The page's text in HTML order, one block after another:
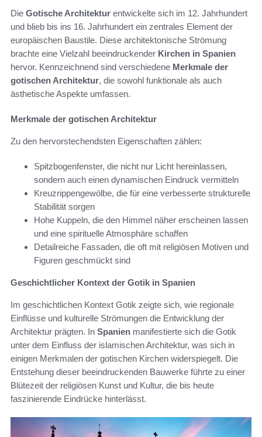
Die Gotische Architektur entwickelte sich im 12. Jahrhundert
und blieb bis ins 16. Jahrhundert ein zentrales Element der
europäischen Baustile. Diese architektonische Strömung
brachte eine Vielzahl beeindruckender Kirchen in Spanien
hervor. Kennzeichnend sind verschiedene Merkmale der
gotischen Architektur, die sowohl funktionale als auch
ästhetische Aspekte umfassen.
Merkmale der gotischen Architektur
Zu den hervorstechendsten Eigenschaften zählen:
Spitzbogenfenster, die nicht nur Licht hereinlassen,
sondern auch einen dynamischen Eindruck vermitteln
Kreuzrippengewölbe, die für eine verbesserte strukturelle
Stabilität sorgen
Hohe Kuppeln, die den Himmel näher erscheinen lassen
und eine spirituelle Atmosphäre schaffen
Detailreiche Fassaden, die oft mit religiösen Motiven und
Figuren geschmückt sind
Geschichtlicher Kontext der Gotik in Spanien
Im geschichtlichen Kontext Gotik zeigte sich, wie regionale
Einflüsse und kulturelle Strömungen die Entwicklung der
Architektur prägten. In Spanien manifestierte sich die Gotik
unter dem Einfluss der islamischen Architektur, was sich in
einigen Merkmalen der gotischen Kirchen widerspiegelt. Die
Entstehung dieser beeindruckenden Bauwerke führte zu einer
Blütezeit der religiösen Kunst und Kultur, die bis heute
faszinierende Eindrücke hinterlässt.